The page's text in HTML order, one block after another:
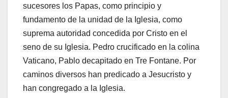
sucesores los Papas, como principio y
fundamento de la unidad de la Iglesia, como
suprema autoridad concedida por Cristo en el
seno de su Iglesia. Pedro crucificado en la colina
Vaticano, Pablo decapitado en Tre Fontane. Por
caminos diversos han predicado a Jesucristo y
han congregado a la Iglesia.